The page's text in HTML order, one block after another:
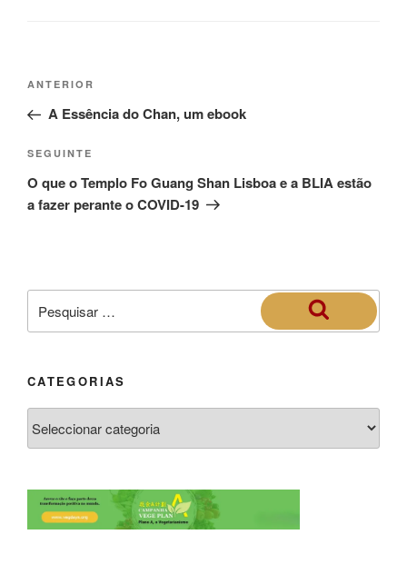
ANTERIOR
A Essência do Chan, um ebook
SEGUINTE
O que o Templo Fo Guang Shan Lisboa e a BLIA estão
a fazer perante o COVID-19
CATEGORIAS